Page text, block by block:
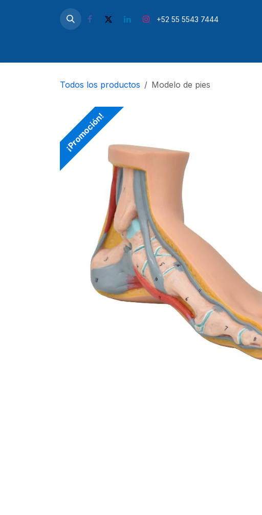
+52 55 5543 7444
Todos los productos Modelo de pies
¡Promoción!